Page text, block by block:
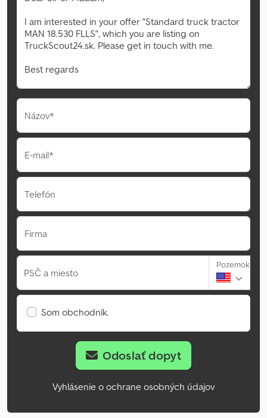
Názov*
E-mail*
Telefón
Firma
PSČ a miesto
Pozemok
Som obchodník.
Odoslať dopyt
Vyhlásenie o ochrane osobných údajov